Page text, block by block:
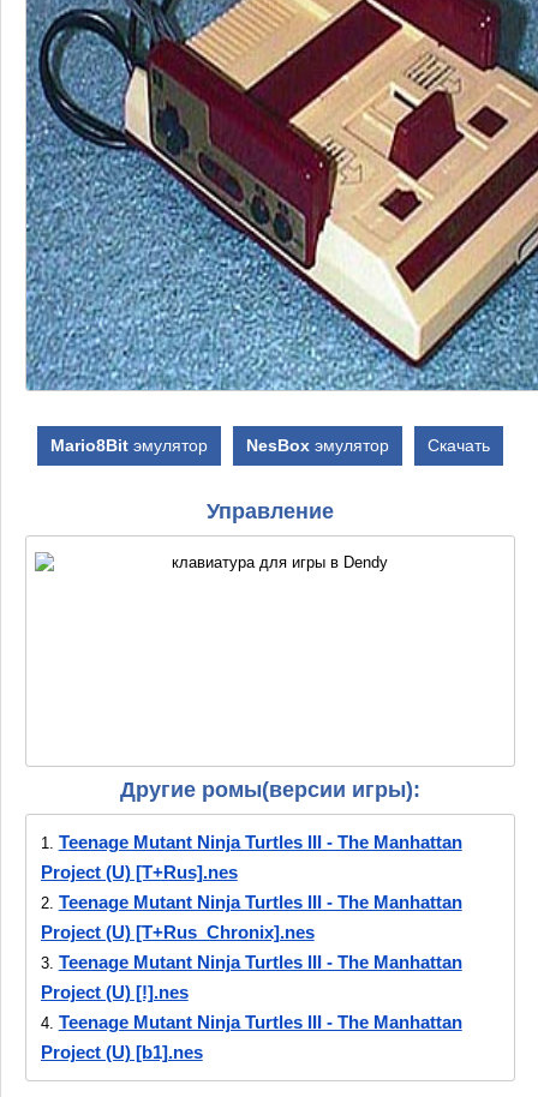
Mario8Bit эмулятор NesBox эмулятор Скачать
Управление
Другие ромы(версии игры):
1. Teenage Mutant Ninja Turtles III - The Manhattan
Project (U) [T+Rus].nes
2. Teenage Mutant Ninja Turtles III - The Manhattan
Project (U) [T+Rus_Chronix].nes
3. Teenage Mutant Ninja Turtles III - The Manhattan
Project (U) [!].nes
4. Teenage Mutant Ninja Turtles III - The Manhattan
Project (U) [b1].nes
5.Teenage Mutant Ninja Turtles III - The Manhattan